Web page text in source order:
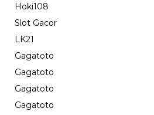
Hoki108
Slot Gacor
LK21
Gagatoto
Gagatoto
Gagatoto
Gagatoto